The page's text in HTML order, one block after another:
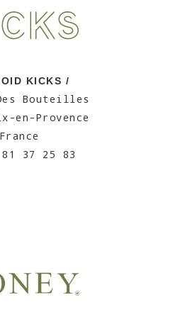
KICKS /
Bouteilles
en-Provence
France
37 25 83